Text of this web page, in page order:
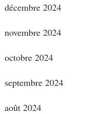
décembre 2024
novembre 2024
octobre 2024
septembre 2024
août 2024